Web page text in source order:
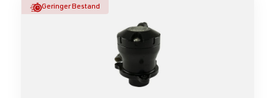
Geringer Bestand